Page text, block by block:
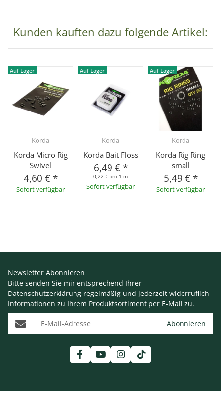
Kunden kauften dazu folgende Artikel:
Auf Lager
Korda
Korda Micro Rig
Swivel
4,60 € *
Sofort verfügbar
Auf Lager
Korda
Korda Bait Floss
6,49 € *
0,22 € pro 1 m
Sofort verfügbar
Auf Lager
Korda
Korda Rig Ring
small
5,49 € *
Sofort verfügbar
Newsletter Abonnieren
Bitte senden Sie mir entsprechend Ihrer
Datenschutzerklärung regelmäßig und jederzeit widerruflich
Informationen zu Ihrem Produktsortiment per E-Mail zu.
E-Mail-Adresse Abonnieren